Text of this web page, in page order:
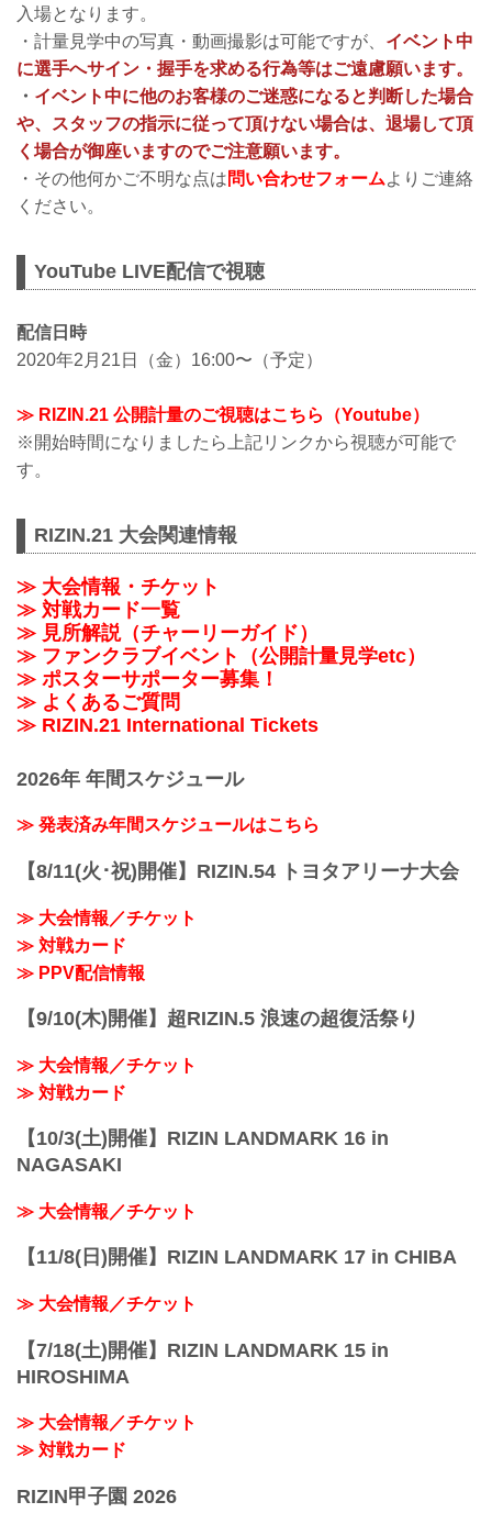
入場となります。
・計量見学中の写真・動画撮影は可能ですが、 イベント中
に選手へサイン・握手を求める行為等はご遠慮願います。
・ イベント中に他のお客様のご迷惑になると判断した場合
や、スタッフの指示に従って頂けない場合は、退場して頂
く場合が御座いますのでご注意願います。
・その他何かご不明な点は問い合わせフォームよりご連絡
ください。
YouTube LIVE配信で視聴
配信日時
2020年2月21日（金）16:00〜（予定）
≫ RIZIN.21 公開計量のご視聴はこちら（Youtube）
※開始時間になりましたら上記リンクから視聴が可能で
す。
RIZIN.21 大会関連情報
≫ 大会情報・チケット
≫ 対戦カード一覧
≫ 見所解説（チャーリーガイド）
≫ ファンクラブイベント（公開計量見学etc）
≫ ポスターサポーター募集！
≫ よくあるご質問
≫ RIZIN.21 International Tickets
2026年 年間スケジュール
≫ 発表済み年間スケジュールはこちら
【8/11(火･祝)開催】RIZIN.54 トヨタアリーナ大会
≫ 大会情報／チケット
≫ 対戦カード
≫ PPV配信情報
【9/10(木)開催】超RIZIN.5 浪速の超復活祭り
≫ 大会情報／チケット
≫ 対戦カード
【10/3(土)開催】RIZIN LANDMARK 16 in
NAGASAKI
≫ 大会情報／チケット
【11/8(日)開催】RIZIN LANDMARK 17 in CHIBA
≫ 大会情報／チケット
【7/18(土)開催】RIZIN LANDMARK 15 in
HIROSHIMA
≫ 大会情報／チケット
≫ 対戦カード
RIZIN甲子園 2026